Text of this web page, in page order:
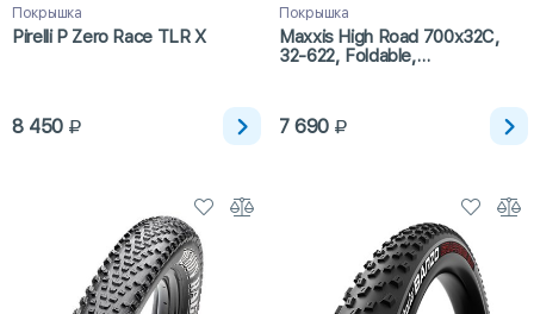
Покрышка
Pirelli P Zero Race TLR X
8 450
Покрышка
Maxxis High Road 700x32C,
32-622, Foldable,
7 690